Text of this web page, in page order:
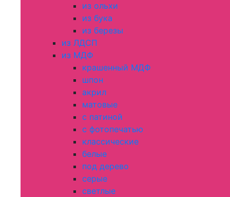
из ольхи
из бука
из березы
из ЛДСП
из МДФ
крашенный МДФ
шпон
акрил
матовые
с патиной
с фотопечатью
классические
белые
под дерево
серые
светлые